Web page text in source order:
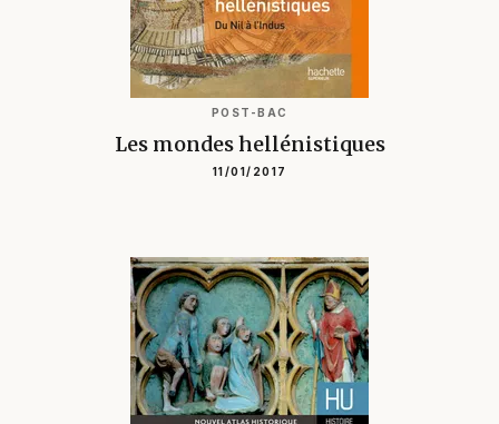
POST-BAC
Les mondes hellénistiques
11/01/2017